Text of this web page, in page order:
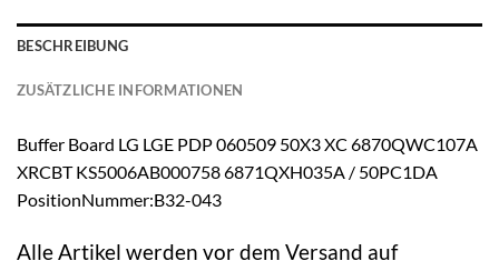
BESCHREIBUNG
ZUSÄTZLICHE INFORMATIONEN
Buffer Board LG LGE PDP 060509 50X3 XC 6870QWC107A
XRCBT KS5006AB000758 6871QXH035A / 50PC1DA
PositionNummer:B32-043
Alle Artikel werden vor dem Versand auf